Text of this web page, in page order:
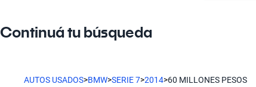
Continuá tu búsqueda
AUTOS USADOS>BMW>SERIE 7>2014>60 MILLONES PESOS